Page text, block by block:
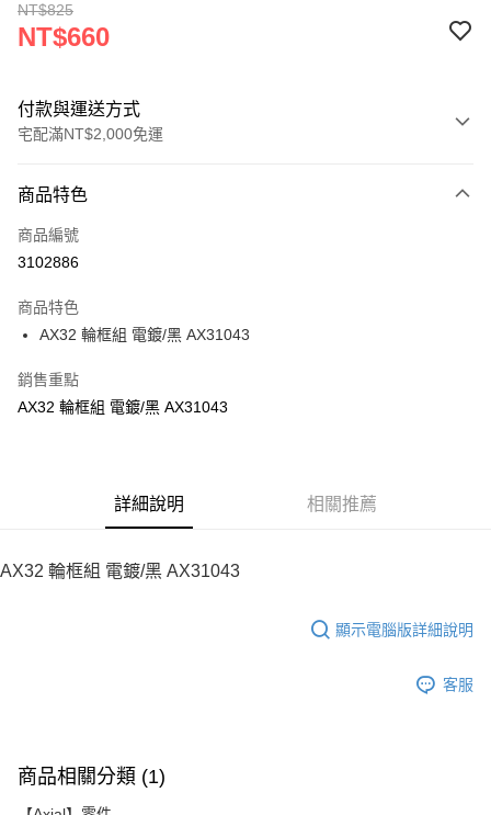
NT$825
NT$660
付款與運送方式
宅配滿NT$2,000免運
信用卡一次付款
LINE Pay
街口支付
悠遊付
ATM付款
每筆NT$100，滿NT$2,000(含以上)免運費
商品特色
商品編號
3102886
商品特色
AX32 輪框組 電鍍/黑 AX31043
銷售重點
AX32 輪框組 電鍍/黑 AX31043
詳細說明 相關推薦
AX32 輪框組 電鍍/黑 AX31043
顯示電腦版詳細說明
客服
商品相關分類 (1)